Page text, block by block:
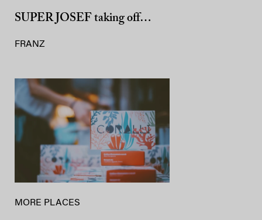
SUPER JOSEF taking off…
FRANZ
MORE PLACES